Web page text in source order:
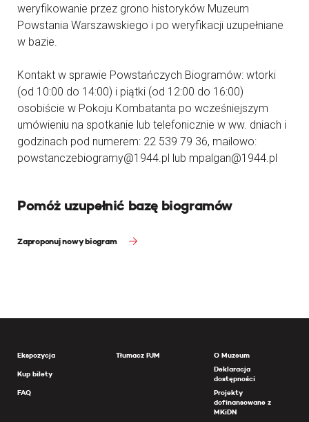
weryfikowanie przez grono historyków Muzeum
Powstania Warszawskiego i po weryfikacji uzupełniane
w bazie.
Kontakt w sprawie Powstańczych Biogramów: wtorki
(od 10:00 do 14:00) i piątki (od 12:00 do 16:00)
osobiście w Pokoju Kombatanta po wcześniejszym
umówieniu na spotkanie lub telefonicznie w ww. dniach i
godzinach pod numerem: 22 539 79 36, mailowo:
powstanczebiogramy@1944.pl lub mpalgan@1944.pl
Pomóż uzupełnić bazę biogramów
Zaproponuj nowy biogram
Ekspozycja
Kup bilety
FAQ
Tłumacz PJM
O Muzeum
Deklaracja
dostępności
Projekty
dofinansowane z
MKiDN